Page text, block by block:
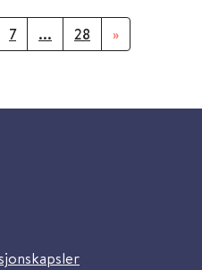
7 ... 28 »